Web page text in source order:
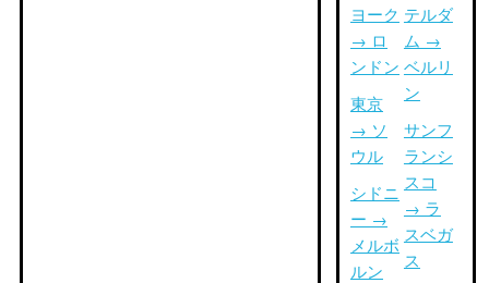
ヨーク
→ ロ
ンドン
東京
→ ソ
ウル
シドニ
ー →
メルボ
ルン
テルダ
ム →
ベルリ
ン
サンフ
ランシ
スコ
→ ラ
スベガ
ス